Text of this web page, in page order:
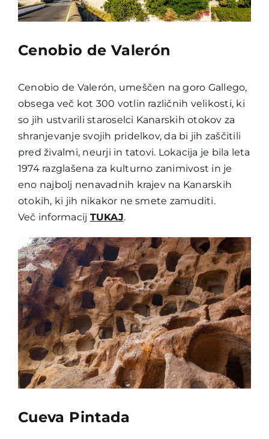
Cenobio de Valerón
Cenobio de Valerón, umeščen na goro Gallego,
obsega več kot 300 votlin različnih velikosti, ki
so jih ustvarili staroselci Kanarskih otokov za
shranjevanje svojih pridelkov, da bi jih zaščitili
pred živalmi, neurji in tatovi. Lokacija je bila leta
1974 razglašena za kulturno zanimivost in je
eno najbolj nenavadnih krajev na Kanarskih
otokih, ki jih nikakor ne smete zamuditi.
Več informacij TUKAJ.
Cueva Pintada